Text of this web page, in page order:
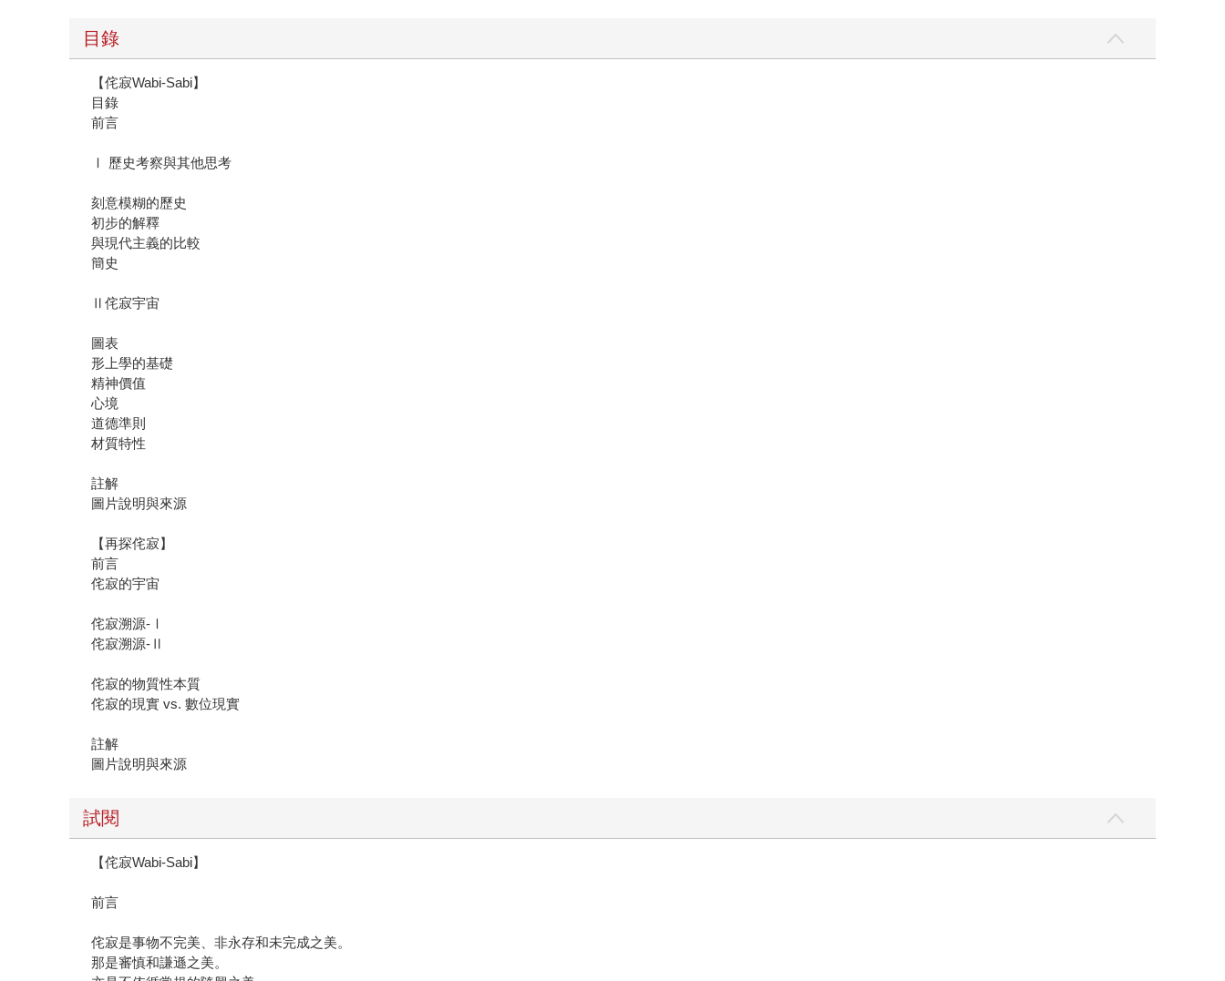
目錄
【侘寂Wabi-Sabi】
目錄
前言
Ⅰ 歷史考察與其他思考
刻意模糊的歷史
初步的解釋
與現代主義的比較
簡史
Ⅱ侘寂宇宙
圖表
形上學的基礎
精神價值
心境
道德準則
材質特性
註解
圖片說明與來源
【再探侘寂】
前言
侘寂的宇宙
侘寂溯源-Ⅰ
侘寂溯源-Ⅱ
侘寂的物質性本質
侘寂的現實 vs. 數位現實
註解
圖片說明與來源
試閱
【侘寂Wabi-Sabi】
前言
侘寂是事物不完美、非永存和未完成之美。
那是審慎和謙遜之美。